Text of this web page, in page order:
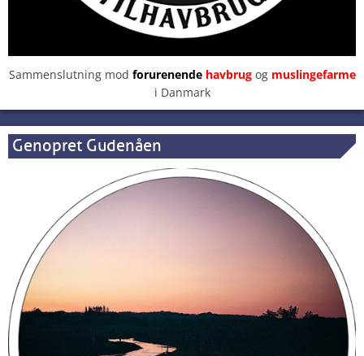
Sammenslutning mod forurenendehavbrugog muslingefarme
i Danmark
Genopret Gudenåen